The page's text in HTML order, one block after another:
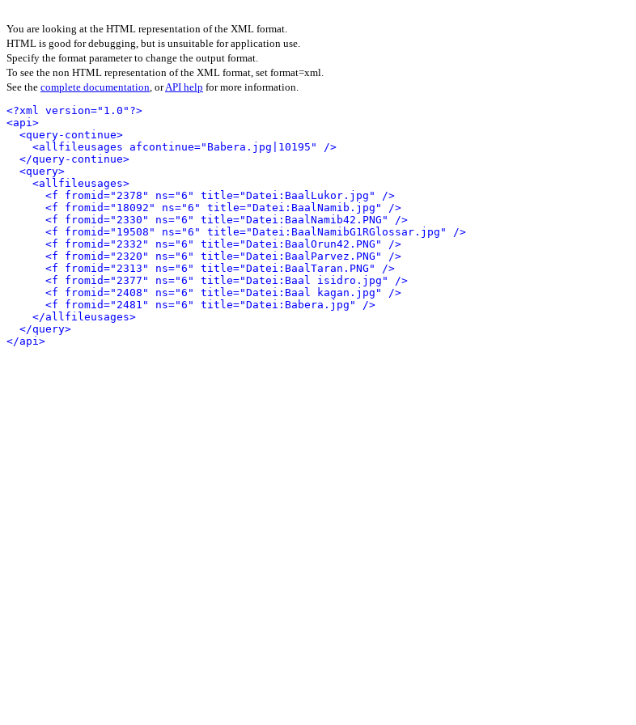
You are looking at the HTML representation of the XML format.
HTML is good for debugging, but is unsuitable for application use.
Specify the format parameter to change the output format.
To see the non HTML representation of the XML format, set format=xml.
See the complete documentation, orAPI help for more information.
<?xml version="1.0"?>
<api>
<query-continue>
<allfileusages afcontinue="Babera.jpg|10195" />
</query-continue>
<query>
<allfileusages>
<f fromid="2378" ns="6" title="Datei:BaalLukor.jpg" />
<f fromid="18092" ns="6" title="Datei:BaalNamib.jpg" />
<f fromid="2330" ns="6" title="Datei:BaalNamib42.PNG" />
<f fromid="19508" ns="6" title="Datei:BaalNamibG1RGlossar.jpg" />
<f fromid="2332" ns="6" title="Datei:BaalOrun42.PNG" />
<f fromid="2320" ns="6" title="Datei:BaalParvez.PNG" />
<f fromid="2313" ns="6" title="Datei:BaalTaran.PNG" />
<f fromid="2377" ns="6" title="Datei:Baal isidro.jpg" />
<f fromid="2408" ns="6" title="Datei:Baal kagan.jpg" />
<f fromid="2481" ns="6" title="Datei:Babera.jpg" />
</allfileusages>
</query>
</api>